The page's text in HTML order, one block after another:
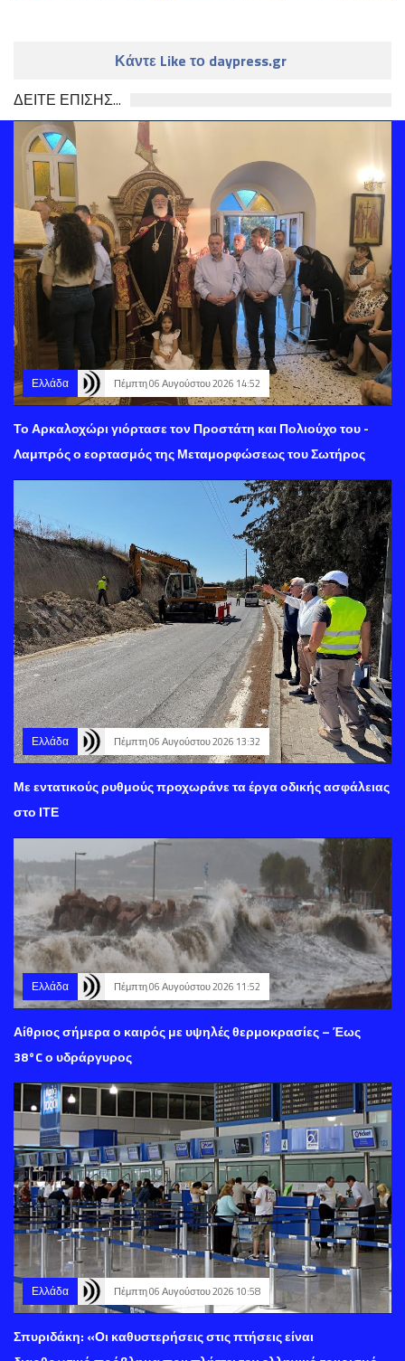
Κάντε Like το daypress.gr
ΔΕΙΤΕ ΕΠΙΣΗΣ...
Ελλάδα Πέμπτη 06 Αυγούστου 2026 14:52
Το Αρκαλοχώρι γιόρτασε τον Προστάτη και Πολιούχο του -
Λαμπρός ο εορτασμός της Μεταμορφώσεως του Σωτήρος
Ελλάδα Πέμπτη 06 Αυγούστου 2026 13:32
Με εντατικούς ρυθμούς προχωράνε τα έργα οδικής ασφάλειας
στο ΙΤΕ
Ελλάδα Πέμπτη 06 Αυγούστου 2026 11:52
Αίθριος σήμερα ο καιρός με υψηλές θερμοκρασίες – Έως
38°C ο υδράργυρος
Ελλάδα Πέμπτη 06 Αυγούστου 2026 10:58
Σπυριδάκη: «Οι καθυστερήσεις στις πτήσεις είναι